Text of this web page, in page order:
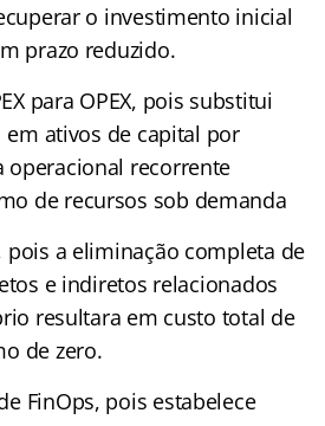
o investimento inicial
prazo reduzido.
para OPEX, pois substitui
ativos de capital por
operacional recorrente
de recursos sob demanda
pois a eliminação completa de
e indiretos relacionados
resultara em custo total de
de zero.
FinOps, pois estabelece